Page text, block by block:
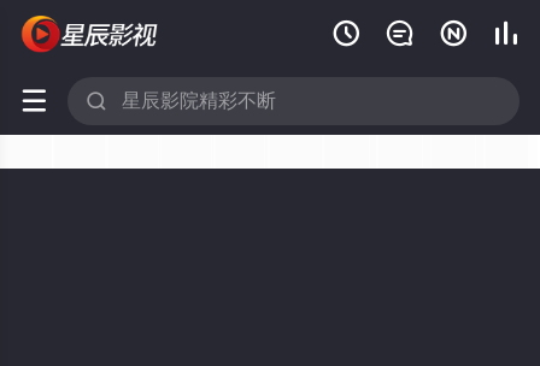
   
 